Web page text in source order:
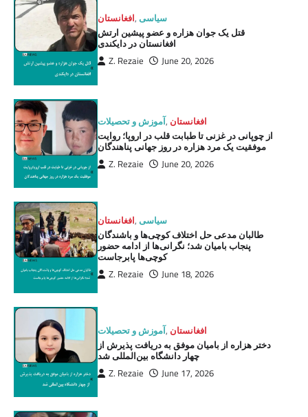
افغانستان,سیاسی
قتل یک جوان هزاره و عضو پیشین ارتش
افغانستان در دایکندی
Z. Rezaie June 20, 2026
آموزش و تحصیلات, افغانستان
از چوپانی در غزنی تا طبابت قلب در اروپا؛ روایت
موفقیت یک مرد هزاره در روز جهانی پناهندگان
Z. Rezaie June 20, 2026
افغانستان,سیاسی
طالبان مدعی حل اختلاف کوچی‌ها و باشندگان
پنجاب بامیان شد؛ نگرانی‌ها از ادامه حضور
کوچی‌ها پابرجاست
Z. Rezaie June 18, 2026
آموزش و تحصیلات, افغانستان
دختر هزاره از بامیان موفق به دریافت پذیرش از
چهار دانشگاه بین‌المللی شد
Z. Rezaie June 17, 2026